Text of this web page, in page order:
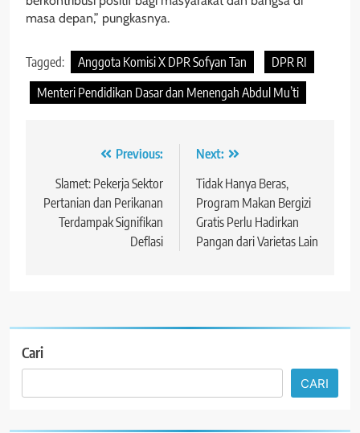
masa depan,” pungkasnya.
Tagged: Anggota Komisi X DPR Sofyan Tan
DPR RI
Menteri Pendidikan Dasar dan Menengah Abdul Mu’ti
Navigasi
pos
Previous:
Slamet: Pekerja Sektor
Pertanian dan Perikanan
Terdampak Signifikan
Deflasi
Next:
Tidak Hanya Beras,
Program Makan Bergizi
Gratis Perlu Hadirkan
Pangan dari Varietas Lain
Cari
CARI